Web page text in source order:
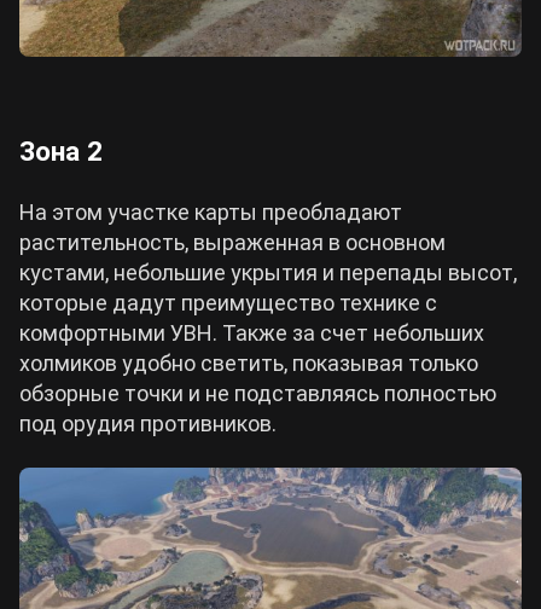
Зона 2
На этом участке карты преобладают
растительность, выраженная в основном
кустами, небольшие укрытия и перепады высот,
которые дадут преимущество технике с
комфортными УВН. Также за счет небольших
холмиков удобно светить, показывая только
обзорные точки и не подставляясь полностью
под орудия противников.